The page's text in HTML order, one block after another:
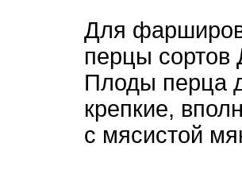
Для
перцы
Плоды перца
крепкие,
с мясистой